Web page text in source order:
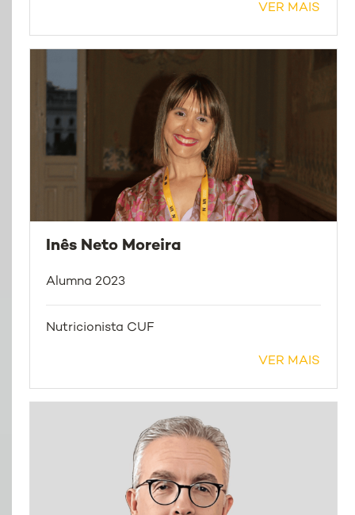
VER MAIS
Inês Neto Moreira
Alumna 2023
Nutricionista CUF
VER MAIS